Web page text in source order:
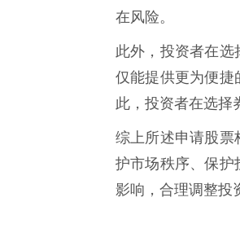
在风险。
此外，投资者在
仅能提供更为便捷
此，投资者在选择
综上所述申请股票
护市场秩序、保护
影响，合理调整投